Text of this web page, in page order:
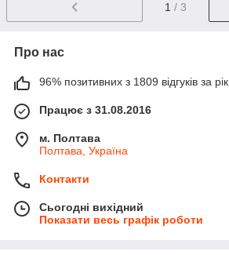
1 / 3
Про нас
96% позитивних з 1809 відгуків за рік
Працює з 31.08.2016
м. Полтава
Полтава, Україна
Контакти
Сьогодні вихідний
Показати весь графік роботи